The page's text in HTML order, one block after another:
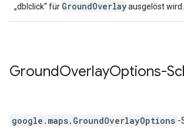
„dblclick“ für GroundOverlayausgelöst wird.
GroundOverlayOptions-
google.maps. GroundOverlayOptions -